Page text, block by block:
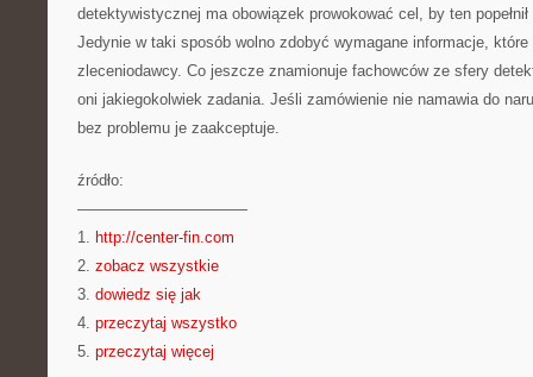
detektywistycznej ma obowiązek prowokować cel, by ten popełnił
Jedynie w taki sposób wolno zdobyć wymagane informacje,
zleceniodawcy. Co jeszcze znamionuje fachowców ze sfery
oni jakiegokolwiek zadania. Jeśli zamówienie nie namawia do
bez problemu je zaakceptuje.
źródło:
———————————
1. http://center-fin.com
2. zobacz wszystkie
3. dowiedz się jak
4. przeczytaj wszystko
5. przeczytaj więcej